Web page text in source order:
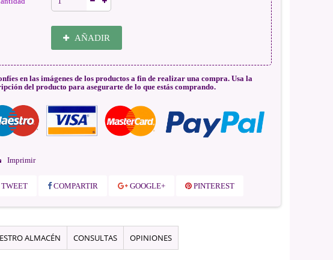
AÑADIR
en las imágenes de los productos a fin de realizar una compra. Usa la
del producto para asegurarte de lo que estás comprando.
Imprimir
TWEET COMPARTIR GOOGLE+ PINTEREST
ALMACÉN CONSULTAS OPINIONES